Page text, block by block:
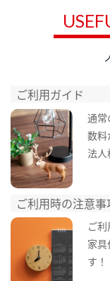
ご利用ガイド
通常
数料
法人
ご利用時の注意事
ご
家
す！